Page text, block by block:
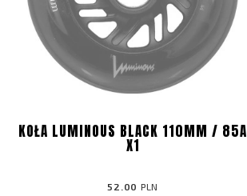
KOŁA LUMINOUS BLACK 110MM / 85A
X1
52.00 PLN